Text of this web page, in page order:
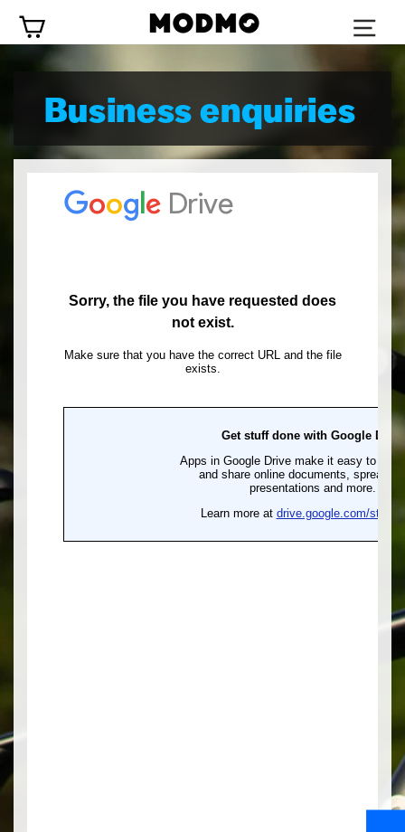
Inhalt
springen
Business enquiries